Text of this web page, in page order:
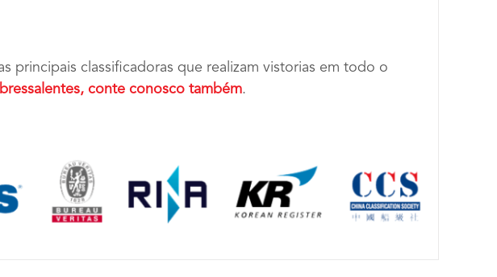
principais classificadoras que realizam vistorias em todo o
conte conosco também.